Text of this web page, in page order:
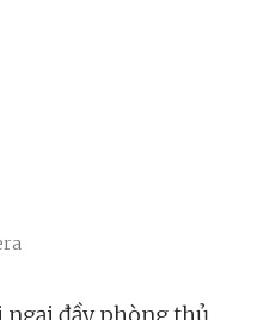
đầy phòng thủ